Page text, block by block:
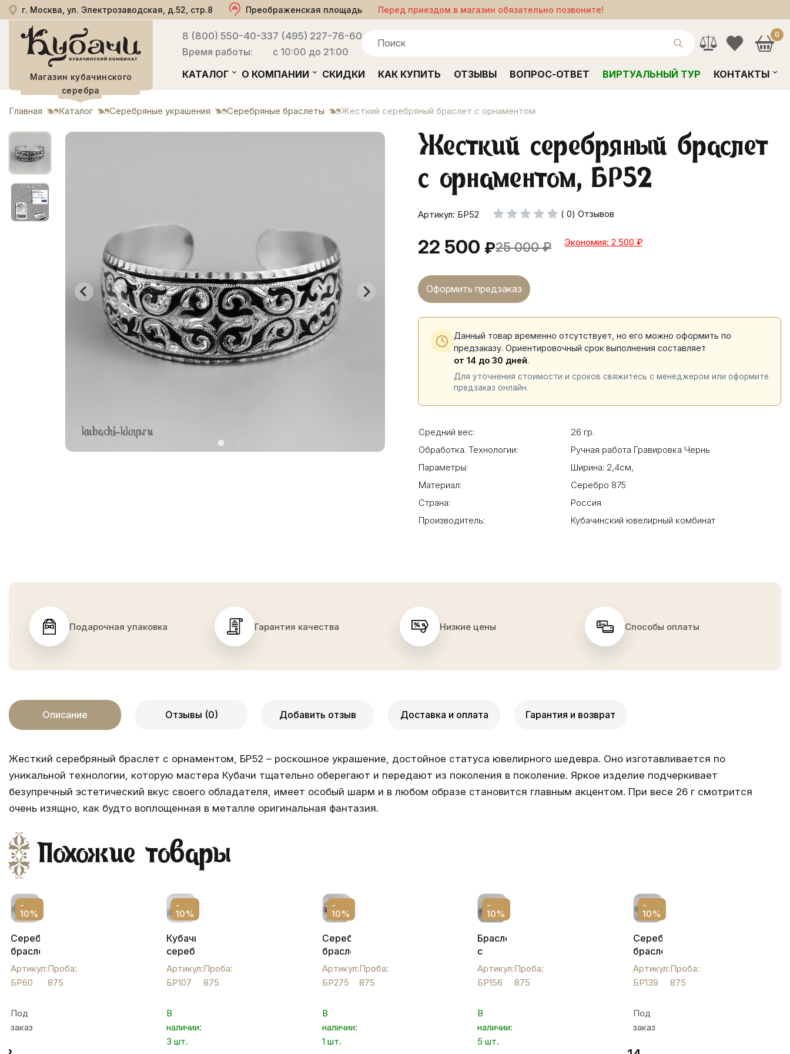
г. Москва, ул. Электрозаводская, д.52, стр.8 Преображенская площадь Перед приездом в магазин обязательно позвоните!
Магазин кубачинского
серебра
8 (800) 550-40-33
Время работы:
7 (495) 227-76-60
с 10:00 до 21:00
0
КАТАЛОГ О КОМПАНИИ СКИДКИ КАК КУПИТЬ ОТЗЫВЫ ВОПРОС-ОТВЕТ ВИРТУАЛЬНЫЙ ТУР КОНТАКТЫ
Главная Каталог Серебряные украшения Серебряные браслеты Жесткий серебряный браслет с орнаментом
Жесткий серебряный браслет
с орнаментом, БР52
Артикул: БР52 ( 0) Отзывов
22 500 ₽25 000 ₽ Экономия: 2 500 ₽
Оформить предзаказ
Данный товар временно отсутствует, но его можно оформить по
предзаказу. Ориентировочный срок выполнения составляет
от 14 до 30 дней.
Для уточнения стоимости и сроков свяжитесь с менеджером или оформите
предзаказ онлайн.
Средний вес:
26 гр.
Обработка. Технологии:
Ручная работа Гравировка Чернь
Параметры:
Ширина: 2,4см,
Материал:
Серебро 875
Страна:
Россия
Производитель:
Кубачинский ювелирный комбинат
Подарочная упаковка Гарантия качества Низкие цены Способы оплаты
Описание Отзывы (0) Добавить отзыв Доставка и оплата Гарантия и возврат
Жесткий серебряный браслет с орнаментом, БР52 – роскошное украшение, достойное статуса ювелирного шедевра. Оно изготавливается по
уникальной технологии, которую мастера Кубачи тщательно оберегают и передают из поколения в поколение. Яркое изделие подчеркивает
безупречный эстетический вкус своего обладателя, имеет особый шарм и в любом образе становится главным акцентом. При весе 26 г смотрится
очень изящно, как будто воплощенная в металле оригинальная фантазия.
Похожие товары
-
10%
Серебряный
браслет
Кубачи
с
чернением
лазерной
гравировкой,
Артикул:
БР60
Проба:
875
Под
заказ
-
10%
Кубачинский
серебряный
браслет
с это
орнаментом,
Артикул:
БР107
Проба:
875
В
наличии:
3 шт.
-
10%
Серебряный
браслет
"Пейсли",
БР275
Артикул:
БР275
Проба:
875
В
наличии:
1 шт.
-
10%
Браслет
с
чернью
женский,
БР156
Артикул:
БР156
Проба:
875
В
наличии:
5 шт.
-
10%
Серебряный
браслет
Кубачи
с
гравировкой
черненым
орнаментом,
Артикул:
БР139
Проба:
875
Под
заказ